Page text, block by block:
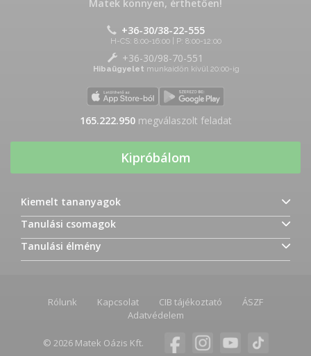
Matek könnyen, érthetően!
+36-30/38-22-555
H-CS: 8:00-16:00 | P: 8:00-12:00
+36-30/98-70-551
Hibaügyelet munkaidőn kívül 20:00-ig
165.222.950megválaszolt feladat
Kipróbálom
Kiemelt tananyagok
Tanulási csomagok
Tanulási élmény
Rólunk Kapcsolat CIB tájékoztató
ÁSZF
Adatvédelem
© 2026 Matek Oázis Kft.